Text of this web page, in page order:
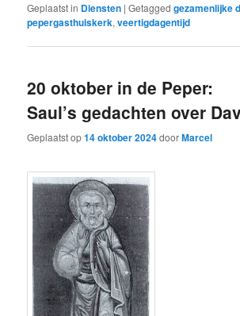
Geplaatst in Diensten |Getagged gezamenlijke
pepergasthuiskerk,veertigdagentijd
20 oktober in de Peper:
Saul’s gedachten over
Geplaatst op14 oktober 2024doorMarcel